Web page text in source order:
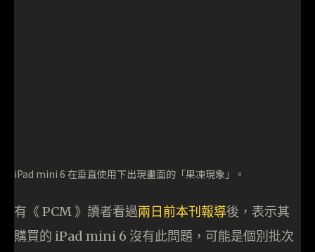
iPad mini 6 在垂直使用下出現畫面的「果凍現象」。
有《 PCM 》讀者看過兩日前本刊報導後，表示其
購買的 iPad mini 6 沒有此問題，可能是個別批次